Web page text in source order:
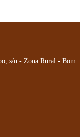
s/n - Zona Rural - Bom